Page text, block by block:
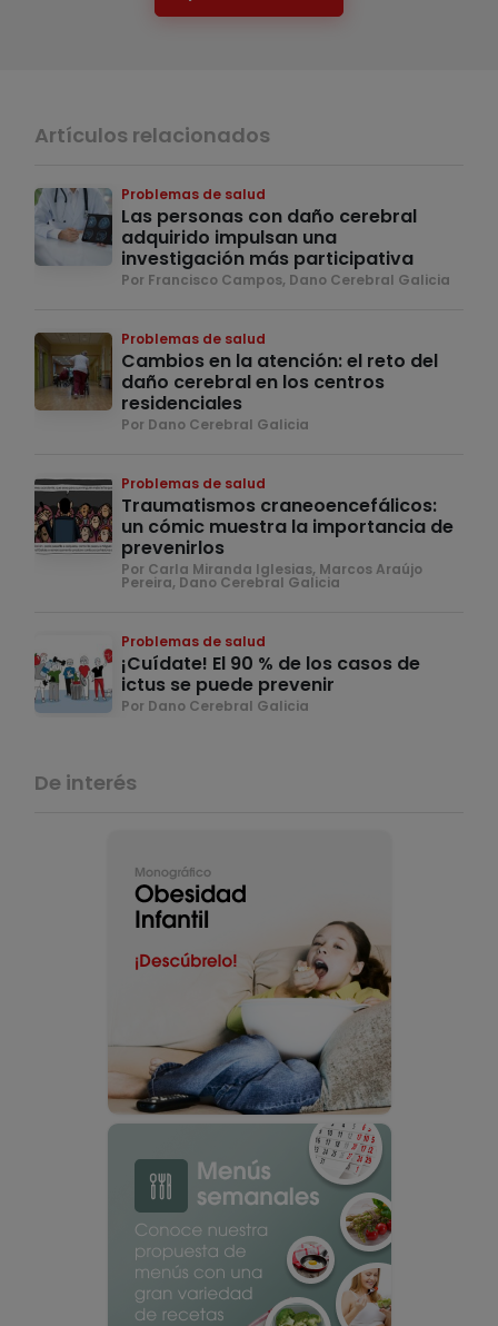
Artículos relacionados
Problemas de salud
Las personas con daño cerebral
adquirido impulsan una
investigación más participativa
Por Francisco Campos, Dano Cerebral Galicia
Problemas de salud
Cambios en la atención: el reto del
daño cerebral en los centros
residenciales
Por Dano Cerebral Galicia
Problemas de salud
Traumatismos craneoencefálicos:
un cómic muestra la importancia de
prevenirlos
Por Carla Miranda Iglesias, Marcos Araújo
Pereira, Dano Cerebral Galicia
Problemas de salud
¡Cuídate! El 90 % de los casos de
ictus se puede prevenir
Por Dano Cerebral Galicia
De interés